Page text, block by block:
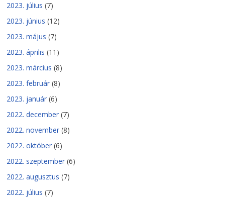
2023. július (7)
2023. június (12)
2023. május (7)
2023. április (11)
2023. március (8)
2023. február (8)
2023. január (6)
2022. december (7)
2022. november (8)
2022. október (6)
2022. szeptember (6)
2022. augusztus (7)
2022. július (7)